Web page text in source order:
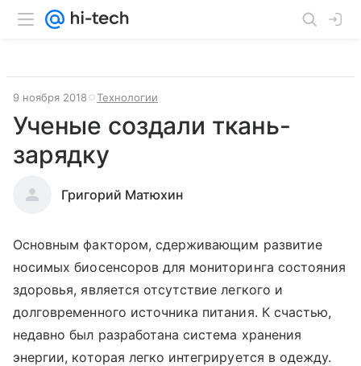
9 ноября 2018 Технологии
Ученые создали ткань-
зарядку
Григорий Матюхин
Основным фактором, сдерживающим развитие
носимых биосенсоров для мониторинга состояния
здоровья, является отсутствие легкого и
долговременного источника питания. К счастью,
недавно был разработана система хранения
энергии, которая легко интегрируется в одежду.